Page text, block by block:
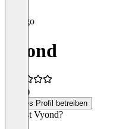
Vyond
(1)
Dieses Profil betreiben
Was ist Vyond?